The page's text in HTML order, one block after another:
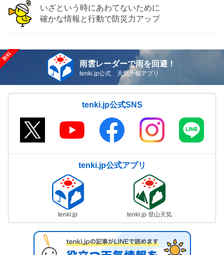
いざという時にあわてないために
確かな情報と行動で防災力アップ
雨雲レーダーで雨を回避！
tenki.jp公式 天気予報アプリ
tenki.jp公式SNS
tenki.jp公式アプリ
tenki.jp tenki.jp 登山天気